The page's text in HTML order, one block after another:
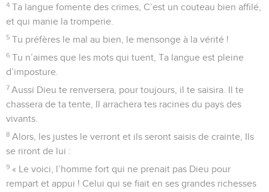
4 Ta langue fomente des crimes, C’est un couteau bien affilé,
et qui manie la tromperie.
5 Tu préfères le mal au bien, le mensonge à la vérité !
6 Tu n’aimes que les mots qui tuent, Ta langue est pleine
d’imposture.
7 Aussi Dieu te renversera, pour toujours, il te saisira. Il te
chassera de ta tente, Il arrachera tes racines du pays des
vivants.
8 Alors, les justes le verront et ils seront saisis de crainte, Ils
se riront de lui :
9 « Le voici, l’homme fort qui ne prenait pas Dieu pour
rempart et appui ! Celui qui se fiait en ses grandes richesses